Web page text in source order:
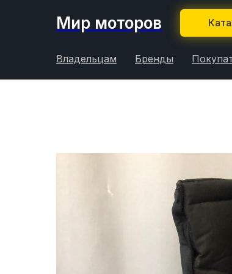
Мир моторов
Владельцам Бренды